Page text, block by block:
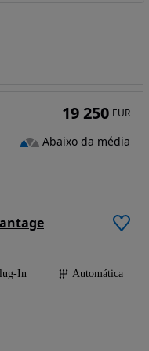
In
Automática
19 250 EUR
Abaixo da média